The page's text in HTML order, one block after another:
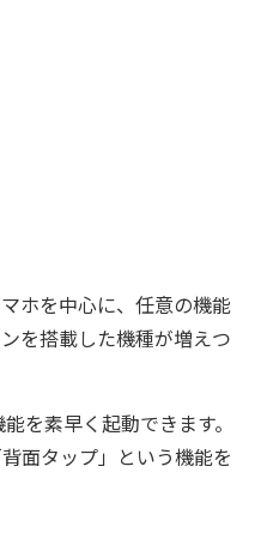
ホを中心に、任意の機能
を搭載した機種が増えつ
を素早く起動できます。
面タップ」という機能を